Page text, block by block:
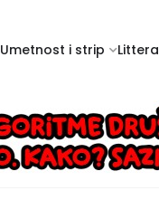
Umetnost i strip Littera